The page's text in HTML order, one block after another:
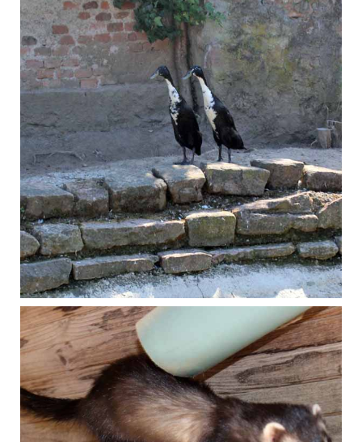
August 2018
Laufenten